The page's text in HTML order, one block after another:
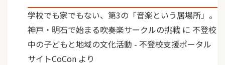
学校でも家でもない、第3の「音楽という居場所」。
神戸・明石で始まる吹奏楽サークルの挑戦 に 不登校
中の子どもと地域の文化活動 - 不登校支援ポータル
サイトCoCon より